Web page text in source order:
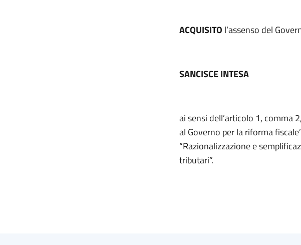
ACQUISITO l’assenso del
SANCISCE INTESA
ai sensi dell’articolo 1, comma
al Governo per la riforma
“Razionalizzazione e
tributari”.